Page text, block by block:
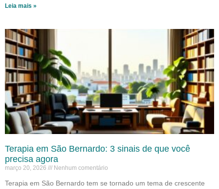
Leia mais »
Terapia em São Bernardo: 3 sinais de que você
precisa agora
março 20, 2026 Nenhum comentário
Terapia em São Bernardo tem se tornado um tema de crescente